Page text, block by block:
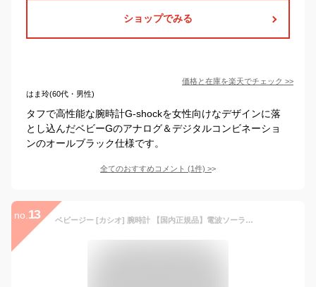
ショップでみる
価格と在庫を楽天でチェック >>
はま玲(60代・男性)
タフで高性能な腕時計G-shockを女性向けなデザインに落
とし込んだベビーGのアナログ＆デジタルコンビネーショ
ンのオールブラック仕様です。
全てのおすすめコメント (1件) >
no. 13 ベビージー [カシオ] 腕時計 【国内正規品】電波ソーラー BGA-2900AF-1AJF ブラック